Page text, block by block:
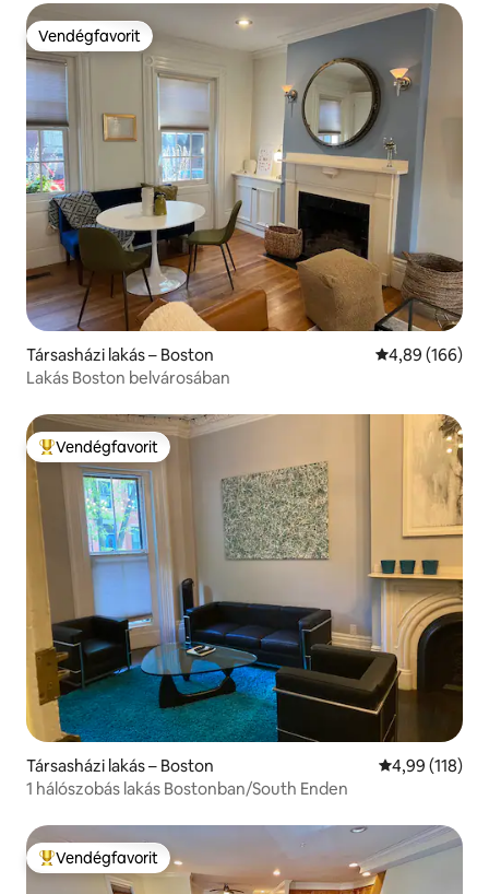
Vendégfavorit
Vendégfavorit
Társasházi lakás – Boston Átlagos
4,89 (166)
Lakás Boston belvárosában
Kiemelt vendégfavorit
Vendégfavorit
Társasházi lakás – Boston Átlagos
4,99 (118)
1 hálószobás lakás Bostonban/South Enden
Kiemelt vendégfavorit
Vendégfavorit